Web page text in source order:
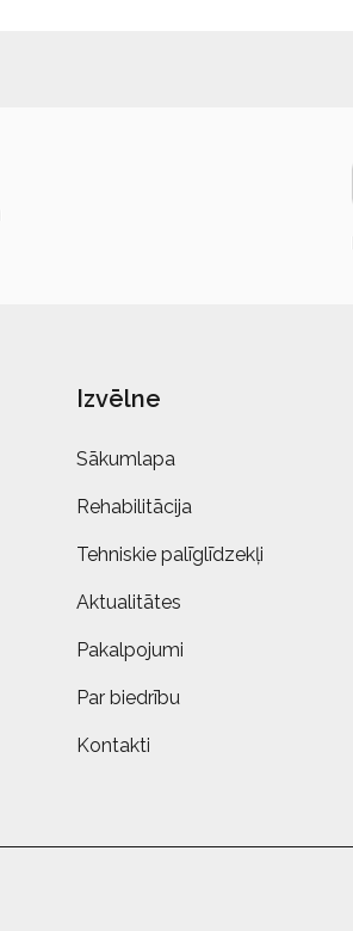
Izvēlne
Sākumlapa
Rehabilitācija
Tehniskie palīglīdzekļi
Aktualitātes
Pakalpojumi
Par biedrību
Kontakti